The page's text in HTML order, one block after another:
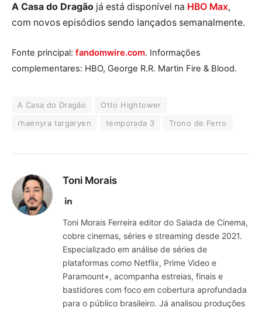
A Casa do Dragão já está disponível na HBO Max,
com novos episódios sendo lançados semanalmente.
Fonte principal: fandomwire.com. Informações
complementares: HBO, George R.R. Martin Fire & Blood.
A Casa do Dragão
Otto Hightower
rhaenyra targaryen
temporada 3 Trono de Ferro
Toni Morais
LinkedIn
Toni Morais Ferreira editor do Salada de Cinema,
cobre cinemas, séries e streaming desde 2021.
Especializado em análise de séries de
plataformas como Netflix, Prime Video e
Paramount+, acompanha estreias, finais e
bastidores com foco em cobertura aprofundada
para o público brasileiro. Já analisou produções